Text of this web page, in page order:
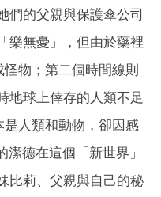
們的父親與保護傘公司
樂無憂」，但由於藥裡
物；第二個時間線則
地球上倖存的人類不足
人類和動物，卻因感
德在這個「新世界」
比莉、父親與自己的秘